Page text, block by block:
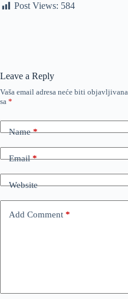
Post Views: 584
Leave a Reply
Vaša email adresa neće biti objavljivana.
sa *
Name*
Email*
Website
Add Comment *